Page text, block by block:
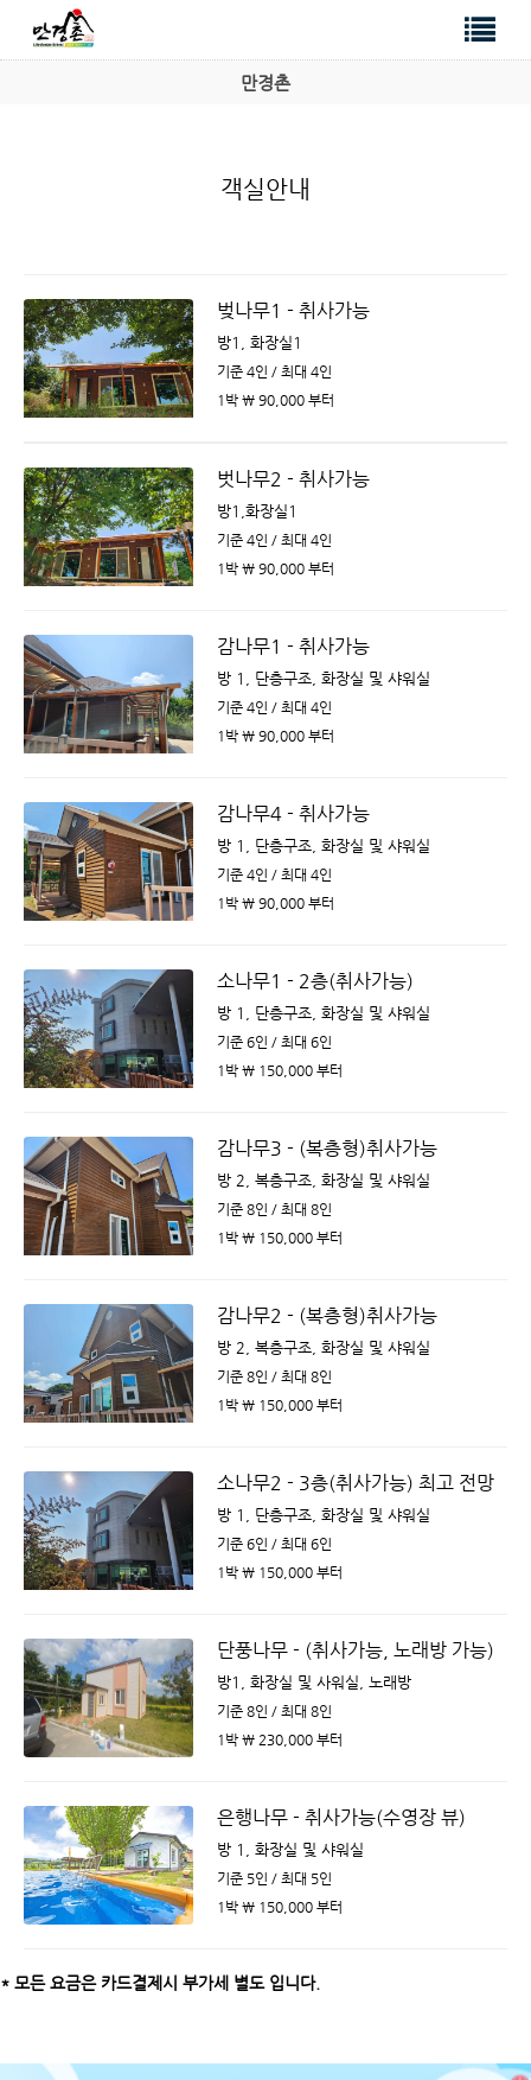
만경촌
객실안내
벚나무1 - 취사가능
방1, 화장실1
기준 4인 / 최대 4인
1박 ￦ 90,000 부터
벗나무2 - 취사가능
방1,화장실1
기준 4인 / 최대 4인
1박 ￦ 90,000 부터
감나무1 - 취사가능
방 1, 단층구조, 화장실 및 샤워실
기준 4인 / 최대 4인
1박 ￦ 90,000 부터
감나무4 - 취사가능
방 1, 단층구조, 화장실 및 샤워실
기준 4인 / 최대 4인
1박 ￦ 90,000 부터
소나무1 - 2층(취사가능)
방 1, 단층구조, 화장실 및 샤워실
기준 6인 / 최대 6인
1박 ￦ 150,000 부터
감나무3 - (복층형)취사가능
방 2, 복층구조, 화장실 및 샤워실
기준 8인 / 최대 8인
1박 ￦ 150,000 부터
감나무2 - (복층형)취사가능
방 2, 복층구조, 화장실 및 샤워실
기준 8인 / 최대 8인
1박 ￦ 150,000 부터
소나무2 - 3층(취사가능) 최고 전망
방 1, 단층구조, 화장실 및 샤워실
기준 6인 / 최대 6인
1박 ￦ 150,000 부터
단풍나무 - (취사가능, 노래방 가능)
방1, 화장실 및 사워실, 노래방
기준 8인 / 최대 8인
1박 ￦ 230,000 부터
은행나무 - 취사가능(수영장 뷰)
방 1, 화장실 및 샤워실
기준 5인 / 최대 5인
1박 ￦ 150,000 부터
* 모든 요금은 카드결제시 부가세 별도 입니다.